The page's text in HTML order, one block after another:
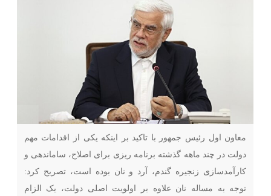
معاون اول رئیس جمهور با تاکید بر اینکه یکی از اقدامات مهم
دولت در چند ماهه گذشته برنامه ریزی برای اصلاح، ساماندهی و
کارآمدسازی زنجیره گندم، آرد و نان بوده است، تصریح کرد:
توجه به مساله نان علاوه بر اولویت اصلی دولت، یک الزام